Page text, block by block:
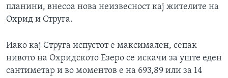
планини, внесоа нова неизвесност кај жителите на
Охрид и Струга.
Иако кај Струга испустот е максимален, сепак
нивото на Охридското Езеро се искачи за уште еден
сантиметар и во моментов е на 693,89 или за 14